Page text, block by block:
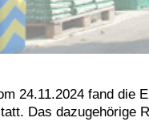
24.11.2024 fand die
Das dazugehörige